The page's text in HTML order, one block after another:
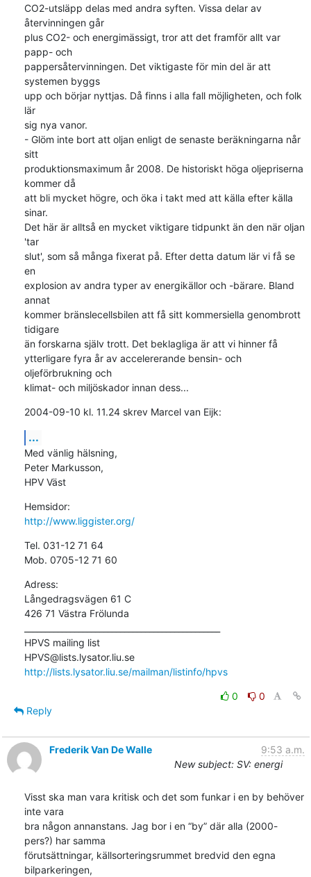
CO2-utsläpp delas med andra syften. Vissa delar av
återvinningen går
plus CO2- och energimässigt, tror att det framför allt var
papp- och
pappersåtervinningen. Det viktigaste för min del är att
systemen byggs
upp och börjar nyttjas. Då finns i alla fall möjligheten, och folk
lär
sig nya vanor.
- Glöm inte bort att oljan enligt de senaste beräkningarna når
sitt
produktionsmaximum år 2008. De historiskt höga oljepriserna
kommer då
att bli mycket högre, och öka i takt med att källa efter källa
sinar.
Det här är alltså en mycket viktigare tidpunkt än den när oljan
'tar
slut', som så många fixerat på. Efter detta datum lär vi få se
en
explosion av andra typer av energikällor och -bärare. Bland
annat
kommer bränslecellsbilen att få sitt kommersiella genombrott
tidigare
än forskarna själv trott. Det beklagliga är att vi hinner få
ytterligare fyra år av accelererande bensin- och
oljeförbrukning och
klimat- och miljöskador innan dess...
2004-09-10 kl. 11.24 skrev Marcel van Eijk:
...
Med vänlig hälsning,
Peter Markusson,
HPV Väst
http://www.liggister.org/
Tel. 031-12 71 64
Mob. 0705-12 71 60
Adress:
Långedragsvägen 61 C
426 71 Västra Frölunda
HPVS mailing list
HPVS@lists.lysator.liu.se
http://lists.lysator.liu.se/mailman/listinfo/hpvs
0
0
Reply
Frederik Van De Walle
9:53 a.m.
New subject: SV: energi
Visst ska man vara kritisk och det som funkar i en by behöver
inte vara
bra någon annanstans. Jag bor i en “by” där alla (2000-
pers?) har samma
förutsättningar, källsorteringsrummet bredvid den egna
bilparkeringen,